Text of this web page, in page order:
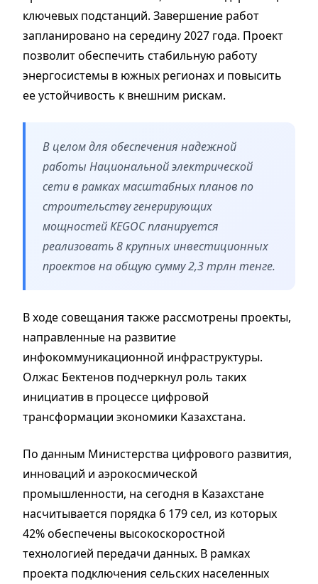
ключевых подстанций. Завершение работ
запланировано на середину 2027 года. Проект
позволит обеспечить стабильную работу
энергосистемы в южных регионах и повысить
ее устойчивость к внешним рискам.
В целом для обеспечения надежной
работы Национальной электрической
сети в рамках масштабных планов по
строительству генерирующих
мощностей KEGOC планируется
реализовать 8 крупных инвестиционных
проектов на общую сумму 2,3 трлн тенге.
В ходе совещания также рассмотрены проекты,
направленные на развитие
инфокоммуникационной инфраструктуры.
Олжас Бектенов подчеркнул роль таких
инициатив в процессе цифровой
трансформации экономики Казахстана.
По данным Министерства цифрового развития,
инноваций и аэрокосмической
промышленности, на сегодня в Казахстане
насчитывается порядка 6 179 сел, из которых
42% обеспечены высокоскоростной
технологией передачи данных. В рамках
проекта подключения сельских населенных